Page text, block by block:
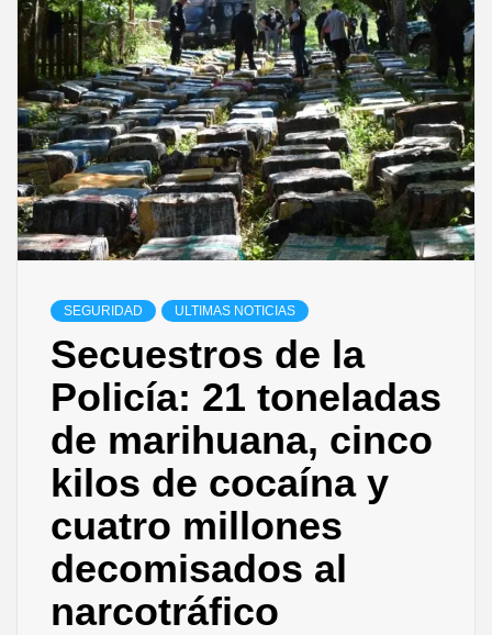
SEGURIDAD ULTIMAS NOTICIAS
Secuestros de la
Policía: 21 toneladas
de marihuana, cinco
kilos de cocaína y
cuatro millones
decomisados al
narcotráfico